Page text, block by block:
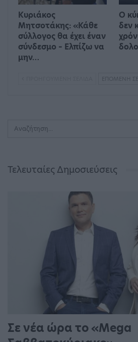
Κυριάκος
Μητσοτάκης: «Κάθε
σύλλογος θα έχει έναν
σύνδεσμο – Ελπίζω να
μην…
Ο
δεν
ΕΠΌΜΕΝΗ
Τελευταίες Δημοσιεύσεις
Σε νέα ώρα το «Mega